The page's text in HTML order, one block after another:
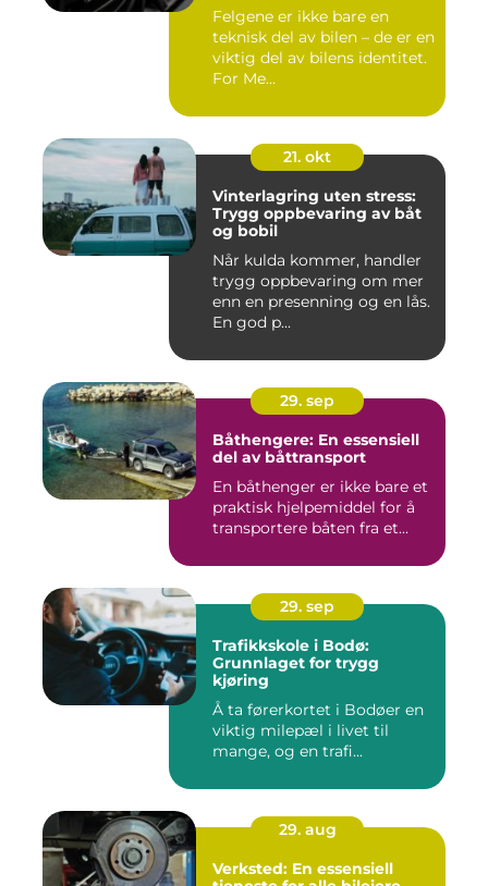
Felgene er ikke bare en
teknisk del av bilen – de er en
viktig del av bilens identitet.
For Me...
21. okt
Vinterlagring uten stress:
Trygg oppbevaring av båt
og bobil
Når kulda kommer, handler
trygg oppbevaring om mer
enn en presenning og en lås.
En god p...
29. sep
Båthengere: En essensiell
del av båttransport
En båthenger er ikke bare et
praktisk hjelpemiddel for å
transportere båten fra et...
29. sep
Trafikkskole i Bodø:
Grunnlaget for trygg
kjøring
Å ta førerkortet i Bodøer en
viktig milepæl i livet til
mange, og en trafi...
29. aug
Verksted: En essensiell